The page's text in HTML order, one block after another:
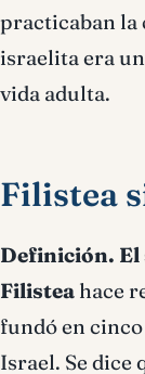
practicaban la
israelita era
vida adulta.
Filistea
Definición.
Filistea hace
fundó en
Israel. Se dice